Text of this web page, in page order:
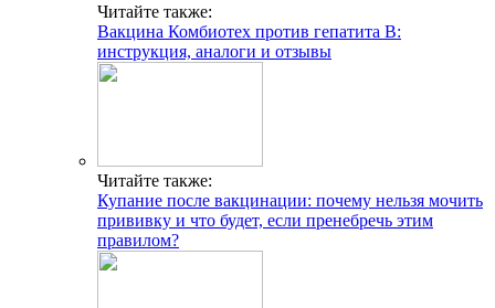
Читайте также:
Вакцина Комбиотех против гепатита B:
инструкция, аналоги и отзывы
Читайте также:
Купание после вакцинации: почему нельзя мочить
прививку и что будет, если пренебречь этим
правилом?